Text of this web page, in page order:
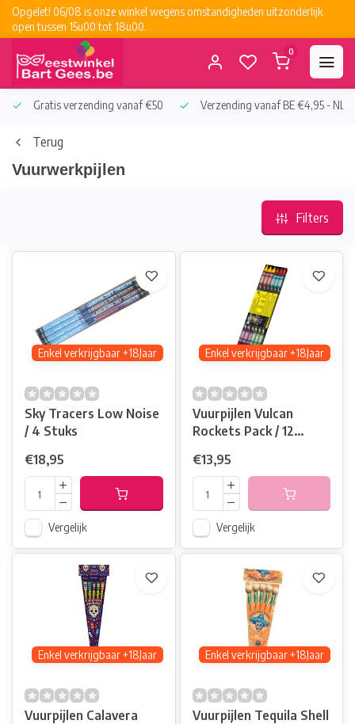
Opgelet! 06/08 is onze winkel wegens omstandigheden uitzonderlijk
open tussen 15u00 tot 18u00.
0
Gratis verzending vanaf €50 Verzending vanaf BE €4,95 - NL
Terug
Vuurwerkpijlen
Filters
Enkel verkrijgbaar +18Jaar
Sky Tracers Low Noise
/ 4 Stuks
€18,95
Vergelijk
Enkel verkrijgbaar +18Jaar
Vuurpijlen Vulcan
Rockets Pack / 12
€13,95
Vergelijk
Enkel verkrijgbaar +18Jaar
Vuurpijlen Calavera
Enkel verkrijgbaar +18Jaar
Vuurpijlen Tequila Shell